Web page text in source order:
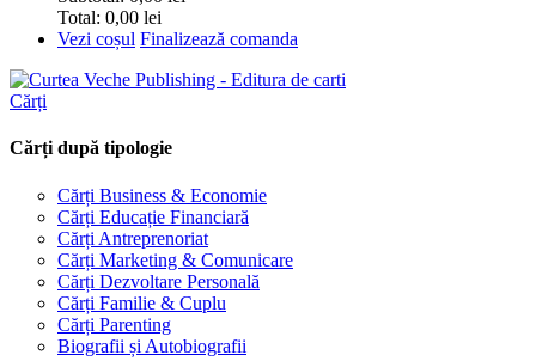
Total: 0,00 lei
Vezi coșul Finalizează comanda
Cărți
Cărți după tipologie
Cărți Business & Economie
Cărți Educație Financiară
Cărți Antreprenoriat
Cărți Marketing & Comunicare
Cărți Dezvoltare Personală
Cărți Familie & Cuplu
Cărți Parenting
Biografii și Autobiografii